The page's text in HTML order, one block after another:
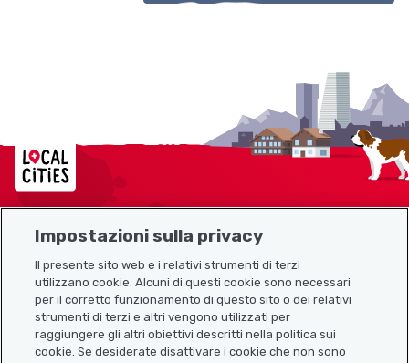
Localcities
Link utili
Impostazioni sulla privacy
Il presente sito web e i relativi strumenti di terzi
utilizzano cookie. Alcuni di questi cookie sono necessari
per il corretto funzionamento di questo sito o dei relativi
strumenti di terzi e altri vengono utilizzati per
raggiungere gli altri obiettivi descritti nella politica sui
cookie. Se desiderate disattivare i cookie che non sono